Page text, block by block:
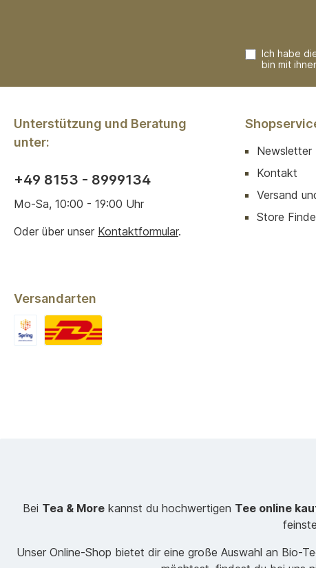
Ich habe
bin mit
Unterstützung und Beratung
unter:
+49 8153 - 8999134
Mo-Sa, 10:00 - 19:00 Uhr
Oder über unser Kontaktformular.
Newsletter
Kontakt
Versand
Store
Versandarten
Bei Tea & Morekannst du hochwertigen Tee online
Unser Online-Shop bietet dir eine große Auswahl an Bio-